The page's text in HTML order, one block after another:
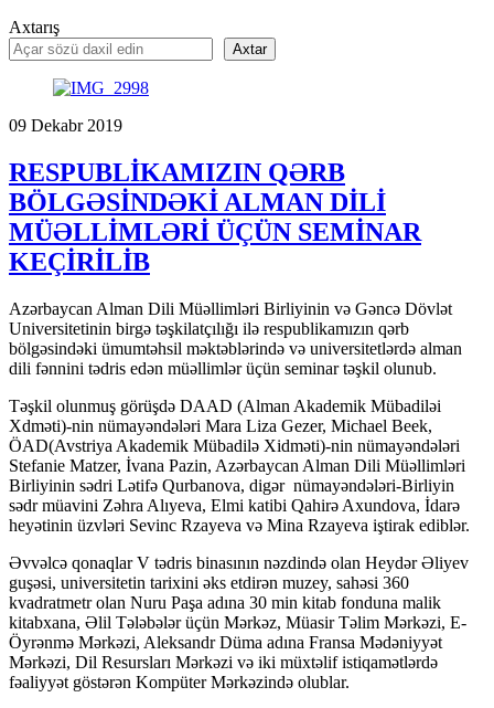
Axtarış
Axtar
09 Dekabr 2019
RESPUBLİKAMIZIN QƏRB
BÖLGƏSİNDƏKİ ALMAN DİLİ
MÜƏLLİMLƏRİ ÜÇÜN SEMİNAR
KEÇİRİLİB
Azərbaycan Alman Dili Müəllimləri Birliyinin və Gəncə Dövlət
Universitetinin birgə təşkilatçılığı ilə respublikamızın qərb
bölgəsindəki ümumtəhsil məktəblərində və universitetlərdə alman
dili fənnini tədris edən müəllimlər üçün seminar təşkil olunub.
Təşkil olunmuş görüşdə DAAD (Alman Akademik Mübadiləi
Xdməti)-nin nümayəndələri Mara Liza Gezer, Michael Beek,
ÖAD(Avstriya Akademik Mübadilə Xidməti)-nin nümayəndələri
Stefanie Matzer, İvana Pazin, Azərbaycan Alman Dili Müəllimləri
Birliyinin sədri Lətifə Qurbanova, digər nümayəndələri-Birliyin
sədr müavini Zəhra Alıyeva, Elmi katibi Qahirə Axundova, İdarə
heyətinin üzvləri Sevinc Rzayeva və Mina Rzayeva iştirak ediblər.
Əvvəlcə qonaqlar V tədris binasının nəzdində olan Heydər Əliyev
guşəsi, universitetin tarixini əks etdirən muzey, sahəsi 360
kvadratmetr olan Nuru Paşa adına 30 min kitab fonduna malik
kitabxana, Əlil Tələbələr üçün Mərkəz, Müasir Təlim Mərkəzi, E-
Öyrənmə Mərkəzi, Aleksandr Düma adına Fransa Mədəniyyət
Mərkəzi, Dil Resursları Mərkəzi və iki müxtəlif istiqamətlərdə
fəaliyyət göstərən Kompüter Mərkəzində olublar.